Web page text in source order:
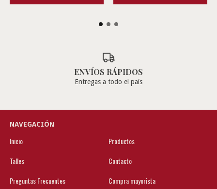
ENVÍOS RÁPIDOS
Entregas a todo el país
NAVEGACIÓN
Inicio
Productos
Talles
Contacto
Preguntas Frecuentes
Compra mayorista